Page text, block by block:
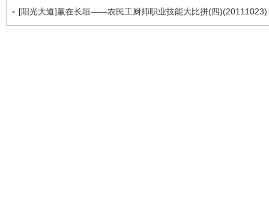
[阳光大道]赢在长垣——农民工厨师职业技能大比拼(四)(20111023)